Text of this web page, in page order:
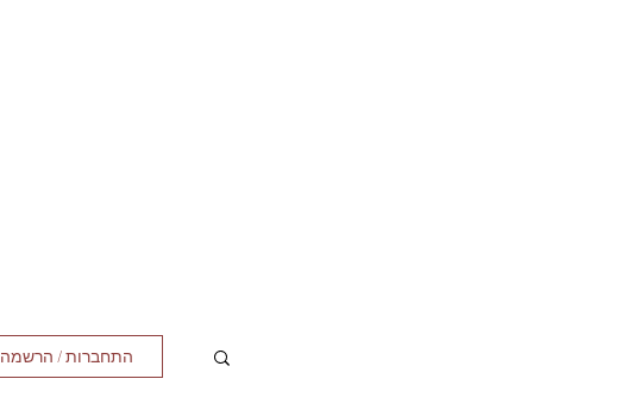
התחברות / הרשמה